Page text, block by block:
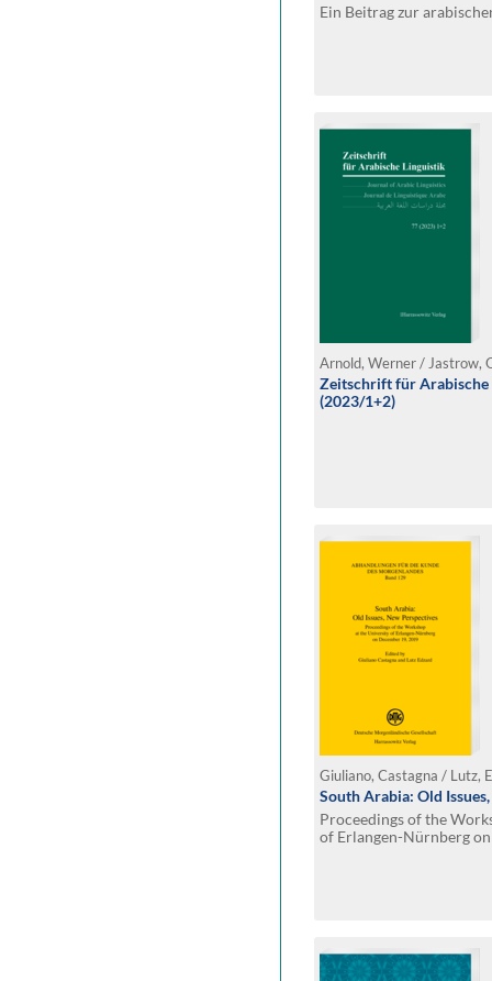
Ein Beitrag zur
Arnold, Werner / Jastrow,
Zeitschrift für Arabische
(2023/1+2)
Giuliano, Castagna / Lutz,
South Arabia: Old
Proceedings of the
of Erlangen-Nürnberg